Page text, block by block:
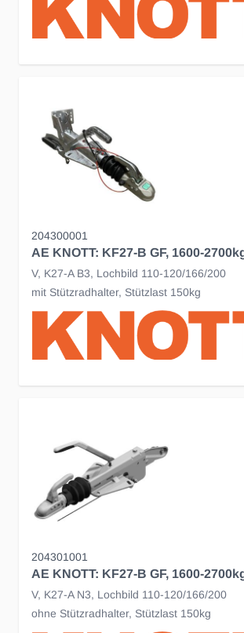
204300001
AE KNOTT: KF27-B GF, 1600-
V, K27-A B3, Lochbild 110-120/166/200
mit Stützradhalter, Stützlast 150kg
204301001
AE KNOTT: KF27-B GF, 1600-
V, K27-A N3, Lochbild 110-120/166/200
ohne Stützradhalter, Stützlast 150kg